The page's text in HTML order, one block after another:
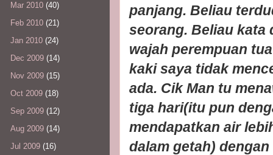
panjang. Beliau
seorang. Beliau kata
wajah perempuan
kaki saya tidak
ada. Cik Man tu
tiga hari(itu pun
mendapatkan air
dalam getah)
Mar 2010 (40)
Feb 2010 (21)
Jan 2010 (24)
Dec 2009 (14)
Nov 2009 (15)
Oct 2009 (18)
Sep 2009 (12)
Aug 2009 (14)
Jul 2009 (16)